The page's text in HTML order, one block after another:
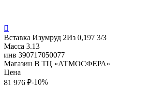

Вставка Изумруд 2Из 0,197 3/3
Масса 3.13
инв 390717050077
Магазин В ТЦ «АТМОСФЕРА»
Цена
81 976 ₽-10%